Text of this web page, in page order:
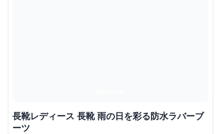
長靴レディース 長靴 雨の日を彩る防水ラバーブ
ーツ